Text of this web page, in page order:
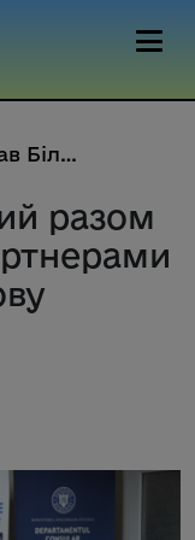
Мирослав Білецький разом із ру...
разом